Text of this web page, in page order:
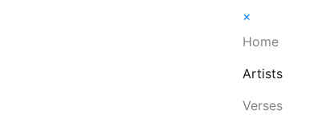
×
Home
Artists
Verses